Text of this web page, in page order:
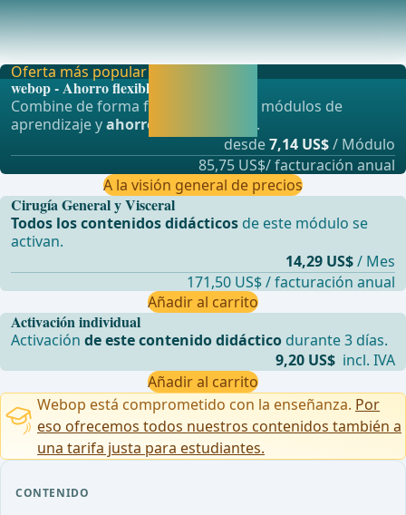
CONTENIDO
La irrigación arterial del páncreas se realiza a través de la
A. pancreaticoduodenalis superior, qu
Activación individual
Activaciónde este contenido didáctico durante 3 días.
9,20 US$ incl. IVA
Añadir al carrito
Oferta más popular
webop - Ahorro flexible
Combine de forma flexible nuestros módulos de
aprendizaje yahorre hasta un 50% .
desde7,14 US$/ Módulo
85,75 US$/ facturación anual
A la visión general de precios
Cirugía General y Visceral
Todos los contenidos didácticos de este módulo se
activan.
14,29 US$/ Mes
171,50 US$ / facturación anual
Añadir al carrito
Webop está comprometido con la enseñanza. Por
eso ofrecemos todos nuestros contenidos también a
una tarifa justa para estudiantes.